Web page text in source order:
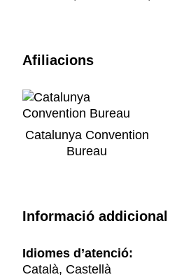
Afiliacions
Catalunya Convention
Bureau
Informació addicional
Idiomes d’atenció:
Català, Castellà